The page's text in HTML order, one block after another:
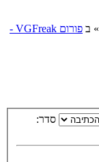
» ב
פורום VGFreak -
סדר: